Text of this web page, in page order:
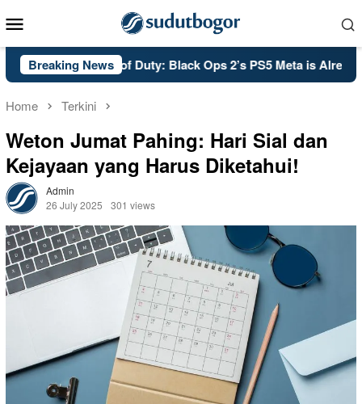
to
Menu
Breaking News
PSA: Call of Duty: Black Ops 2’s PS5 Meta is Already Set
Home Terkini
Weton Jumat Pahing: Hari Sial dan
Kejayaan yang Harus Diketahui!
Admin
26 July 2025
301 views